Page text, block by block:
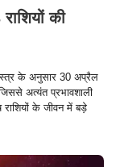
की
के अनुसार 30 अप्रैल
अत्यंत प्रभावशाली
राशियों के जीवन में बड़े